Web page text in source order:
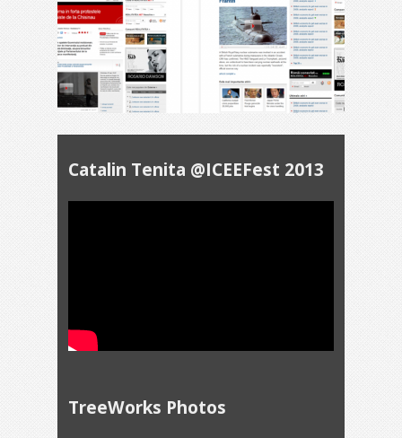
Catalin Tenita @ICEEFest 2013
TreeWorks Photos